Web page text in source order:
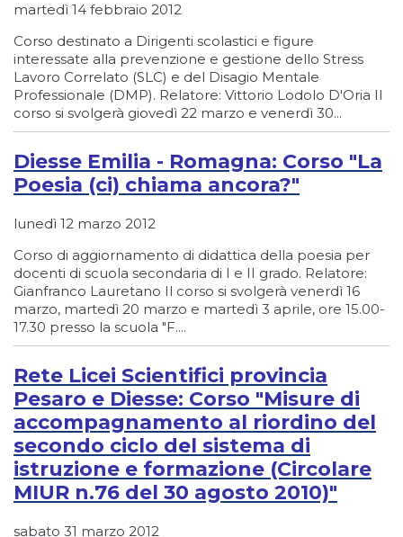
martedì 14 febbraio 2012
Corso destinato a Dirigenti scolastici e figure
interessate alla prevenzione e gestione dello Stress
Lavoro Correlato (SLC) e del Disagio Mentale
Professionale (DMP). Relatore: Vittorio Lodolo D'Oria Il
corso si svolgerà giovedì 22 marzo e venerdì 30...
Diesse Emilia - Romagna: Corso "La
Poesia (ci) chiama ancora?"
lunedì 12 marzo 2012
Corso di aggiornamento di didattica della poesia per
docenti di scuola secondaria di I e II grado. Relatore:
Gianfranco Lauretano Il corso si svolgerà venerdì 16
marzo, martedì 20 marzo e martedì 3 aprile, ore 15.00-
17.30 presso la scuola "F....
Rete Licei Scientifici provincia
Pesaro e Diesse: Corso "Misure di
accompagnamento al riordino del
secondo ciclo del sistema di
istruzione e formazione (Circolare
MIUR n.76 del 30 agosto 2010)"
sabato 31 marzo 2012